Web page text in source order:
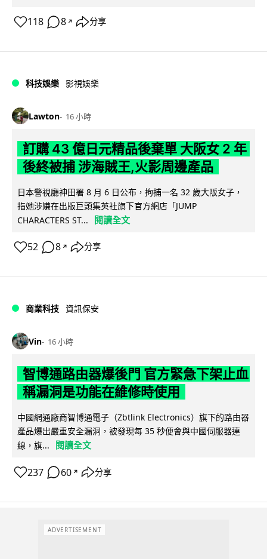
118 8 ↗ 分享
科技娛樂 影視娛樂
Lawton 16 小時
訂購 43 億日元精品後棄單 大阪女 2 年
後終被捕 涉海賊王,火影周邊產品
日本警視廳神田署 8 月 6 日公布，拘捕一名 32 歲大阪女子，
指她涉嫌在出版巨頭集英社旗下官方網店「JUMP
CHARACTERS ST...
閱讀全文
52 8 ↗ 分享
商業科技 資訊保安
Vin 16 小時
智博通路由器爆後門 官方緊急下架止血
稱漏洞是功能在維修時使用
中國網通廠商智博通電子（Zbtlink Electronics）旗下的路由器
產品爆出嚴重安全漏洞，被發現每 35 秒便會與中國伺服器連
線，旗...
閱讀全文
237 60 ↗ 分享
ADVERTISEMENT